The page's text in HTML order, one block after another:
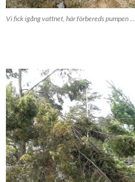
Vi fick igång vattnet, här förbereds pumpen …